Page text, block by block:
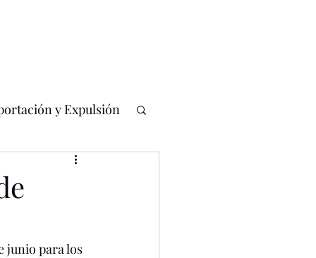
y Expulsión
junio para los